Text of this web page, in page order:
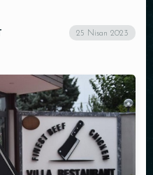
25 Nisan 2023